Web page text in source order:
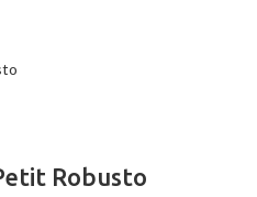
Robusto